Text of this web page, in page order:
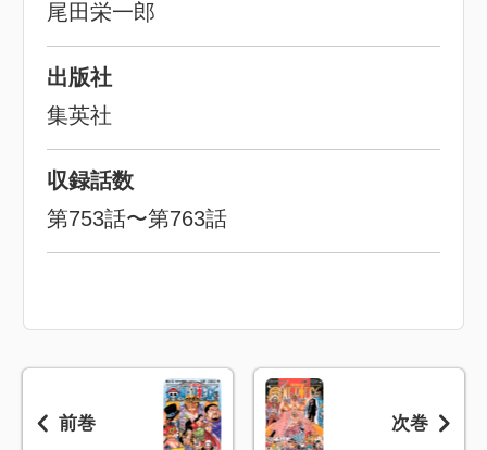
尾田栄一郎
出版社
集英社
収録話数
第753話〜第763話
前巻 次巻